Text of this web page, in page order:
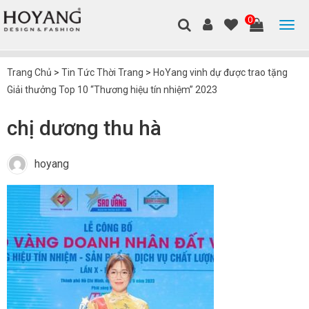
0
Trang Chủ > Tin Tức Thời Trang > HoYang vinh dự được trao tặng
Giải thưởng Top 10 “Thương hiệu tín nhiệm” 2023
chị dương thu hà
hoyang